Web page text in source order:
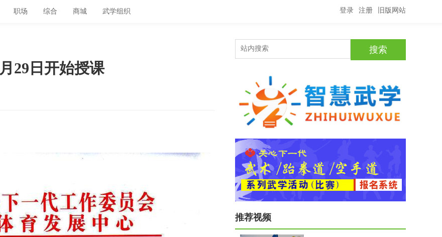
旧版网站
注册
登录
职场 综合 商城 武学组织
推荐视频
29日开始授课